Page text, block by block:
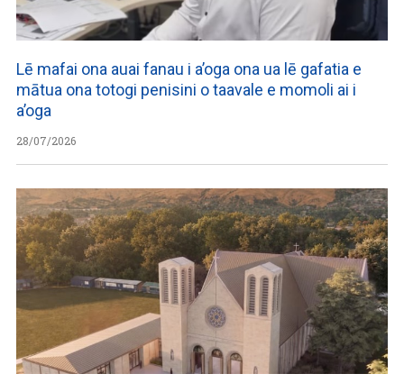
Lē mafai ona auai fanau i a’oga ona ua lē gafatia e
mātua ona totogi penisini o taavale e momoli ai i
a’oga
28/07/2026